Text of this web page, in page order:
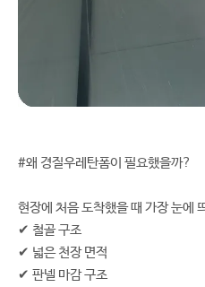
#왜 경질우레탄폼이 필요했을까?
현장에 처음 도착했을 때 가장 눈에
✔ 철골 구조
✔ 넓은 천장 면적
✔ 판넬 마감 구조